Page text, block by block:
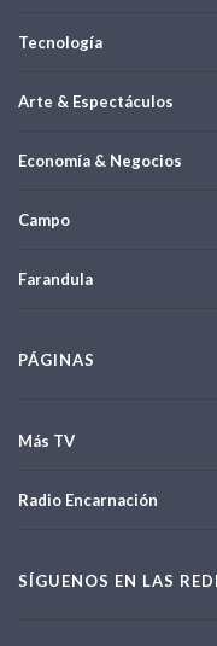
Tecnología
Arte & Espectáculos
Economía & Negocios
Campo
Farandula
PÁGINAS
Más TV
Radio Encarnación
SÍGUENOS EN LAS